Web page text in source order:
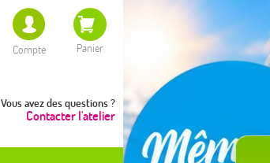
Compte Panier
Vous avez des questions ?
Contacter l'atelier